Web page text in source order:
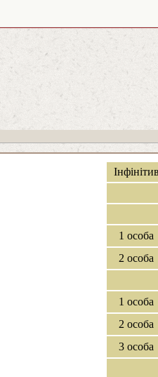
Інфінітив
1 особа
2 особа
1 особа
2 особа
3 особа